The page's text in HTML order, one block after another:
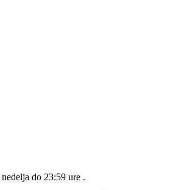
nedelja do 23:59 ure .